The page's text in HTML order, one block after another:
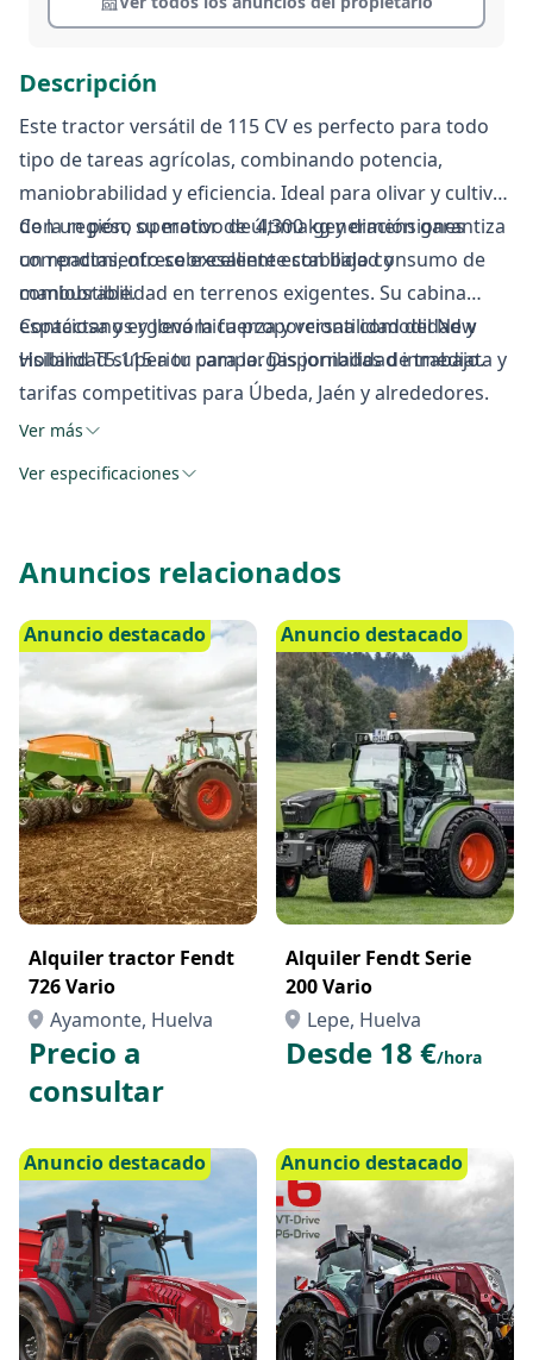
Descripción
Este tractor versátil de 115 CV es perfecto para todo
tipo de tareas agrícolas, combinando potencia,
maniobrabilidad y eficiencia. Ideal para olivar y cultivos
de la región, su motor de última generación garantiza
un rendimiento sobresaliente con bajo consumo de
combustible.
Con un peso operativo de 4,300 kg y dimensiones
compactas, ofrece excelente estabilidad y
maniobrabilidad en terrenos exigentes. Su cabina
espaciosa y ergonómica proporciona comodidad y
visibilidad superior para largas jornadas de trabajo.
Contáctanos y lleva la fuerza y versatilidad del New
Holland T5.115 a tu campo. Disponibilidad inmediata y
tarifas competitivas para Úbeda, Jaén y alrededores.
Ver más
Ver especificaciones
Anuncios relacionados
Anuncio destacado
Alquiler tractor Fendt
726 Vario
Ayamonte, Huelva
Precio a
consultar
Anuncio destacado
Alquiler Fendt Serie
200 Vario
Lepe, Huelva
Desde 18 €/hora
Anuncio destacado Anuncio destacado